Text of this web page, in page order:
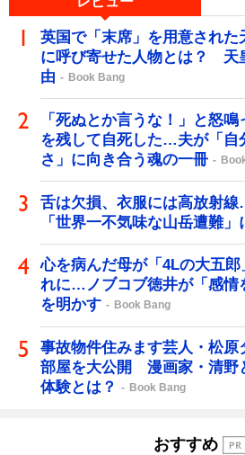
英国で「末席」を用意された
に呼び寄せた人物とは？ 天
由
Book Bang
「死ぬとか言うな！」と怒
を残して自死した…夫が「自
さ」に向き合う魂の一冊
舌は欠損、衣服には高放射
「世界一不気味な山岳遭難」
心を病んだ母が「4Lの大五
れに…ノブコブ徳井が「感情
を明かす
Book Bang
事故物件住みます芸人・松
部屋を大公開 漫画家・清野
体験とは？
Book Bang
おすすめ